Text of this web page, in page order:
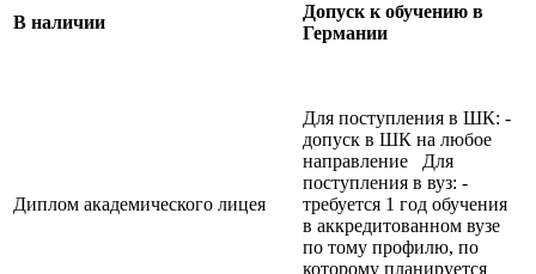
В наличии
Допуск к обучению в
Германии
Диплом академического лицея
Для поступления в ШК: -
допуск в ШК на любое
направление Для
поступления в вуз: -
требуется 1 год обучения
в аккредитованном вузе
по тому профилю, по
которому планируется